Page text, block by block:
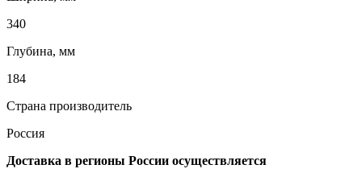
340
Глубина, мм
184
Страна производитель
Россия
Доставка в регионы России осуществляется